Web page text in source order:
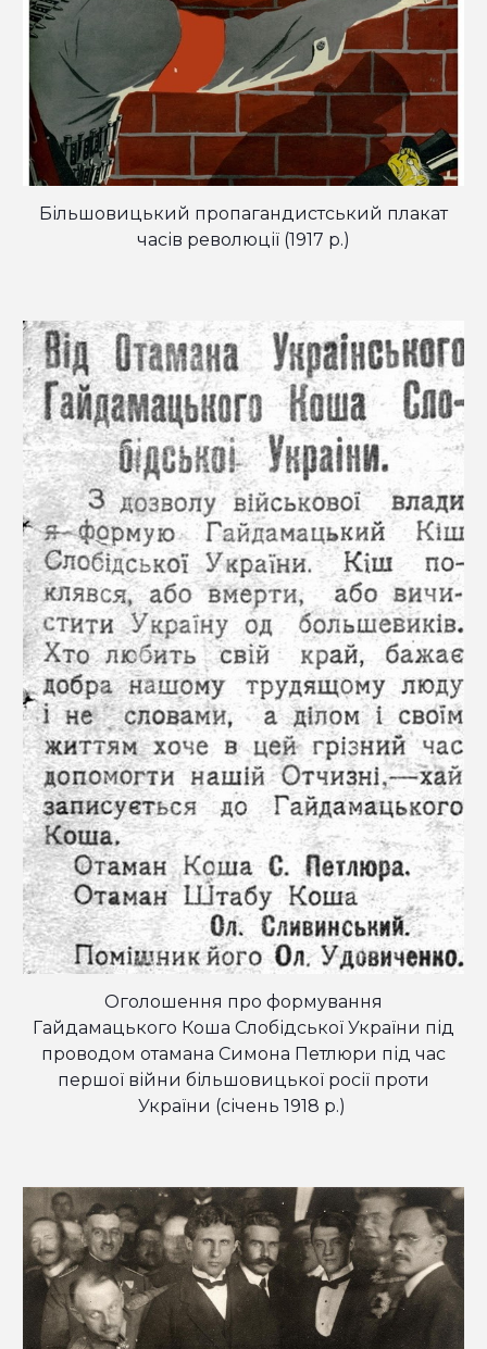
Більшовицький пропагандистський плакат
часів революції (1917 р.)
Оголошення про формування
Гайдамацького Коша Слобідської України під
проводом отамана Симона Петлюри під час
першої війни більшовицької росії проти
України (січень 1918 р.)